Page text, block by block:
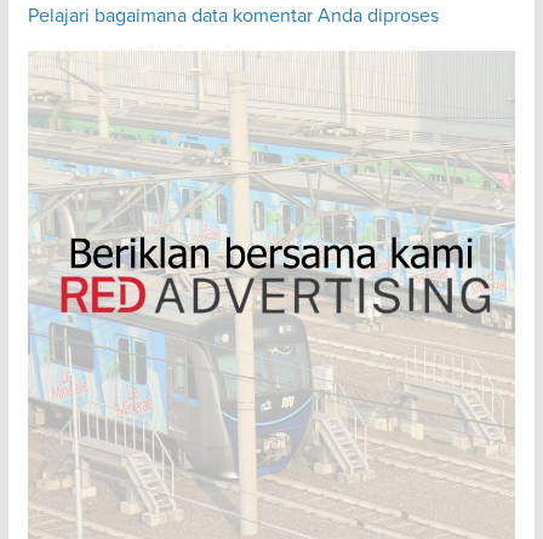
Pelajari bagaimana data komentar Anda diproses